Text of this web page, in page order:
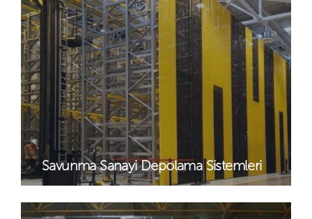
Savunma Sanayi Depolama Sistemleri